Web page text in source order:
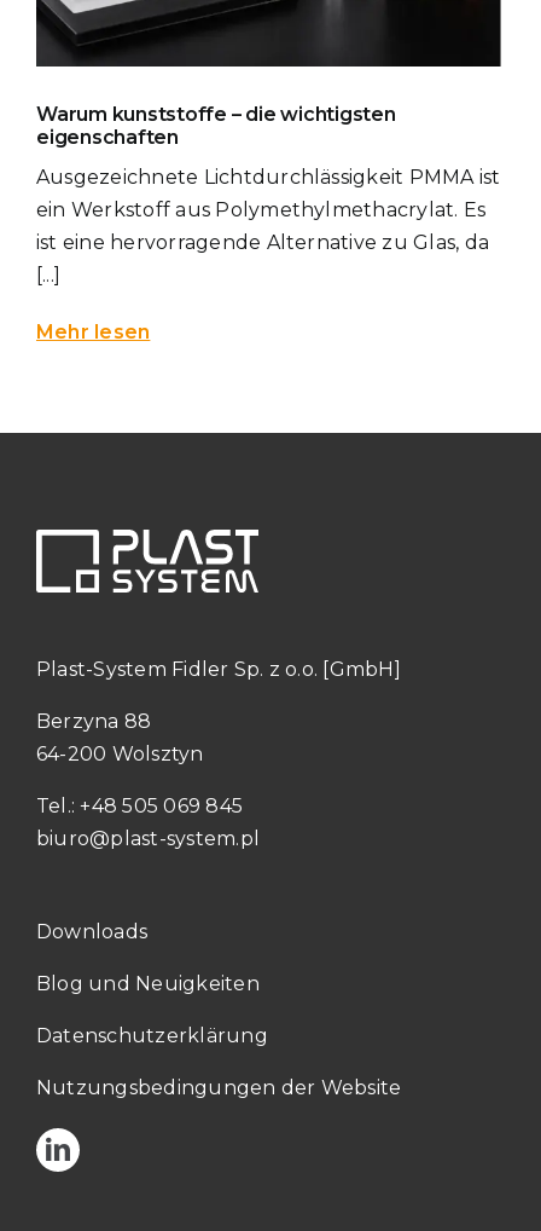
Warum kunststoffe – die wichtigsten
eigenschaften
Ausgezeichnete Lichtdurchlässigkeit PMMA ist
ein Werkstoff aus Polymethylmethacrylat. Es
ist eine hervorragende Alternative zu Glas, da
[...]
Mehr lesen
Plast-System Fidler Sp. z o.o. [GmbH]
Berzyna 88
64-200 Wolsztyn
Tel.: +48 505 069 845
biuro@plast-system.pl
Downloads
Blog und Neuigkeiten
Datenschutzerklärung
Nutzungsbedingungen der Website